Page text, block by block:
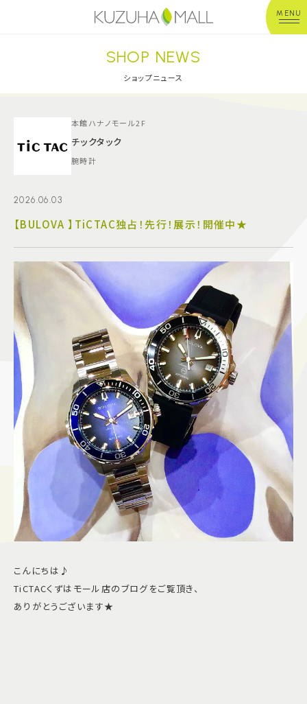
MENU
年中無休平 日：10:00~20:00
※店舗により異なる
ショップガイド
イベント
キッズ＆ベビー
施設案内
アクセス＆駐車場
よくあるご質問
スタッフ募集
サイトマップ
プライバシーポリシー
Follow US
SHOP NEWS
ショップニュース
本館ハナノモール2F
チックタック
腕時計
2026.06.03
【BULOVA 】TiCTAC独占！先行！展示！開催中★
こんにちは♪
TiCTACくずはモール店のブログをご覧頂き、
ありがとうございます★